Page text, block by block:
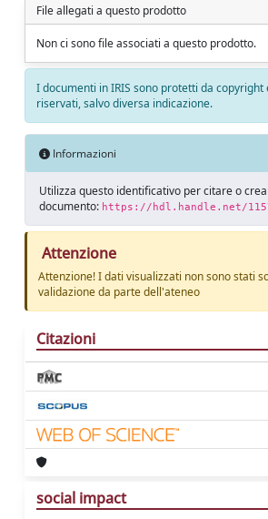
File allegati a questo prodotto
Non ci sono file associati a questo prodotto.
I documenti in IRIS sono protetti da
riservati, salvo diversa indicazione.
Informazioni
Utilizza questo identificativo per citare o
documento: https://hdl.handle.net/
Attenzione
Attenzione! I dati visualizzati non sono stati
validazione da parte dell'ateneo
Citazioni
social impact